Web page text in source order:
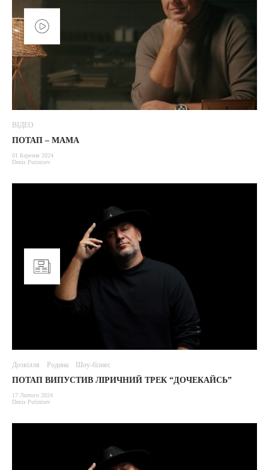
ВІДЕО
ПОТАП – МАМА
01 Березня 2024
Denis Putintsev
Дозвілля Родина Шоу-бізнес
ПОТАП ВИПУСТИВ ЛІРИЧНИЙ ТРЕК “ДОЧЕКАЙСЬ”
17 Лютого 2024
Denis Putintsev